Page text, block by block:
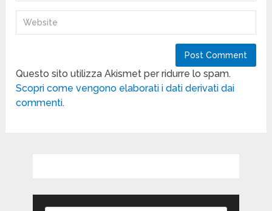
Questo sito utilizza Akismet per ridurre lo spam.
Scopri come vengono elaborati i dati derivati dai
commenti.